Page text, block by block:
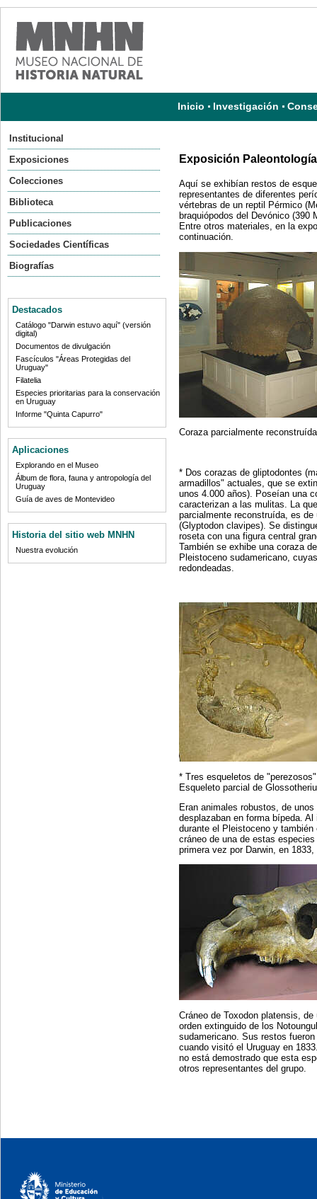
Inicio Investigación
Institucional
Exposiciones
Colecciones
Biblioteca
Publicaciones
Sociedades Científicas
Biografías
Destacados
Catálogo "Darwin estuvo aquí" (versión
digital)
Documentos de divulgación
Fascículos "Áreas Protegidas del
Uruguay"
Filatelia
Especies prioritarias para la conservación
en Uruguay
Informe "Quinta Capurro"
Aplicaciones
Explorando en el Museo
Álbum de flora, fauna y antropología del
Uruguay
Guía de aves de Montevideo
Historia del sitio web MNHN
Nuestra evolución
Exposición Paleontología
Aquí se exhibían restos de
representantes de diferentes
vértebras de un reptil Pérmico
braquiópodos del Devónico
Entre otros materiales, en la
continuación.
Coraza parcialmente
* Dos corazas de gliptodontes
armadillos" actuales, que se
unos 4.000 años). Poseían una
caracterizan a las mulitas. La
parcialmente reconstruída, es
(Glyptodon clavipes). Se
roseta con una figura central
También se exhibe una coraza
Pleistoceno sudamericano,
redondeadas.
* Tres esqueletos de
Esqueleto parcial de
Eran animales robustos, de
desplazaban en forma bípeda.
durante el Pleistoceno y
cráneo de una de estas
primera vez por Darwin, en
Cráneo de Toxodon platensis,
orden extinguido de los
sudamericano. Sus restos
cuando visitó el Uruguay en
no está demostrado que esta
otros representantes del grupo.